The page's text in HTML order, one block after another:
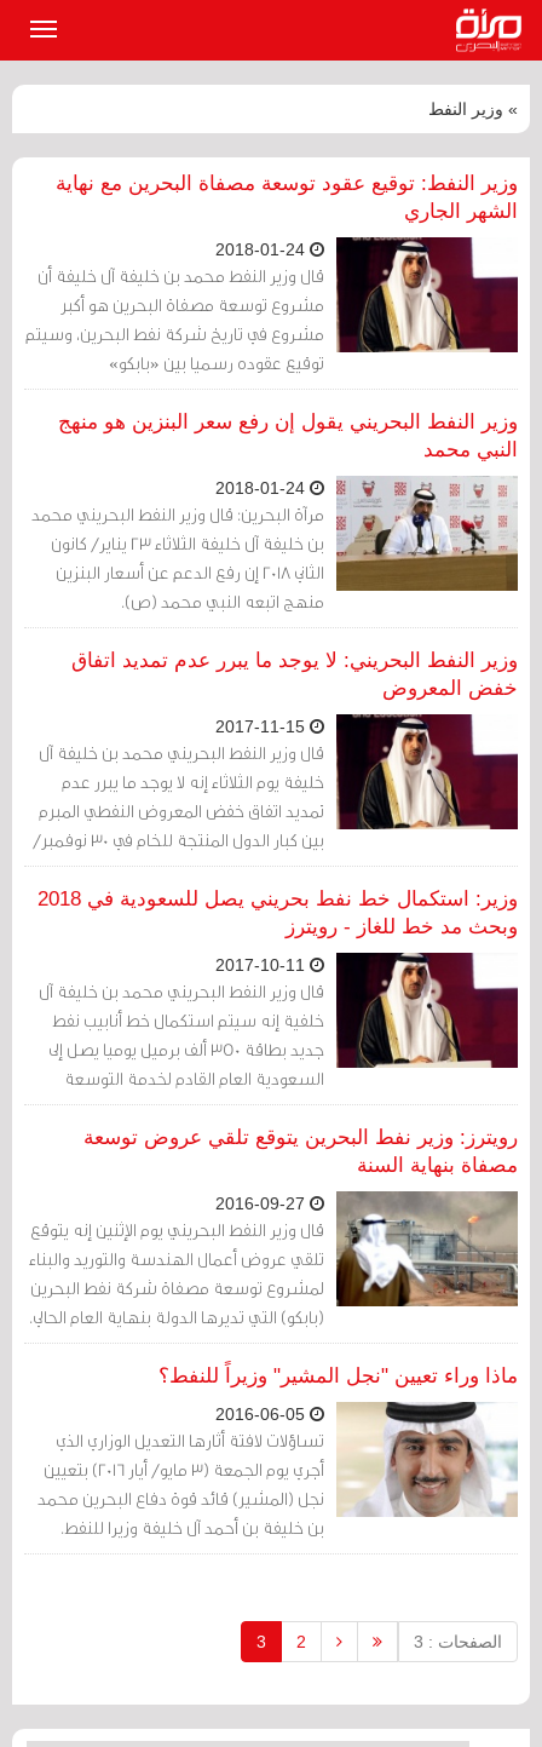
» وزير النفط
وزير النفط: توقيع عقود توسعة مصفاة البحرين مع نهاية
الشهر الجاري
قال وزير النفط محمد بن خليفة آل خليفة أن
مشروع توسعة مصفاة البحرين هو أكبر
مشروع في تاريخ شركة نفط البحرين، وسيتم
توقيع عقوده رسميا بين «بابكو»
وكونسورتيوم ««تكنيب» مع نهاية شهر
يناير الجاري.
وزير النفط البحريني يقول إن رفع سعر البنزين هو منهج
النبي محمد
مرآة البحرين: قال وزير النفط البحريني محمد
بن خليفة آل خليفة الثلاثاء 23 يناير/ كانون
الثاني 2018 إن رفع الدعم عن أسعار البنزين
منهج اتبعه النبي محمد (ص).
وزير النفط البحريني: لا يوجد ما يبرر عدم تمديد اتفاق
خفض المعروض
قال وزير النفط البحريني محمد بن خليفة آل
خليفة يوم الثلاثاء إنه لا يوجد ما يبرر عدم
تمديد اتفاق خفض المعروض النفطي المبرم
بين كبار الدول المنتجة للخام في 30 نوفمبر/
تشرين الثاني المقبل.
وزير: استكمال خط نفط بحريني يصل للسعودية في 2018
وبحث مد خط للغاز - رويترز
قال وزير النفط البحريني محمد بن خليفة آل
خلفية إنه سيتم استكمال خط أنابيب نفط
جديد بطاقة 350 ألف برميل يوميا يصل إلى
السعودية العام القادم لخدمة التوسعة
المزمعة لطاقة التكرير البحرينية، في حين يتم
دراسة مد خط لأنابيب الغاز.
رويترز: وزير نفط البحرين يتوقع تلقي عروض توسعة
مصفاة بنهاية السنة
قال وزير النفط البحريني يوم الإثنين إنه يتوقع
تلقي عروض أعمال الهندسة والتوريد والبناء
لمشروع توسعة مصفاة شركة نفط البحرين
(بابكو) التي تديرها الدولة بنهاية العام الحالي.
ماذا وراء تعيين "نجل المشير" وزيراً للنفط؟
تساؤلات لافتة أثارها التعديل الوزاري الذي
أجري يوم الجمعة (3 مايو/ أيار 2016) بتعيين
نجل (المشير) قائد قوة دفاع البحرين محمد
بن خليفة بن أحمد آل خليفة وزيرا للنفط.
الصفحات : 3 2
3